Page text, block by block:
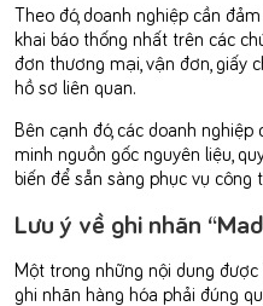
Theo đó, doanh nghiệp cần
khai báo thống nhất trên các
đơn thương mại, vận đơn, giấy
hồ sơ liên quan.
Bên cạnh đó, các doanh
minh nguồn gốc nguyên liệu,
biến để sẵn sàng phục vụ công
Lưu ý về ghi nhãn
Một trong những nội dung
ghi nhãn hàng hóa phải đúng